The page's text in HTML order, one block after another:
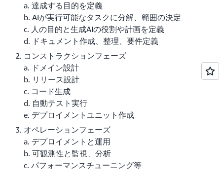
a. 達成する目的を定義
b. AIが実行可能なタスクに分解、範囲の決定
c. 人の目的と生成AIの役割や計画を定義
d. ドキュメント作成、整理、要件定義
コンストラクションフェーズ
a. ドメイン設計
b. リリース設計
c. コード生成
d. 自動テスト実行
e. デプロイメントユニット作成
オペレーションフェーズ
a. デプロイメントと運用
b. 可観測性と監視、分析
c. パフォーマンスチューニング等